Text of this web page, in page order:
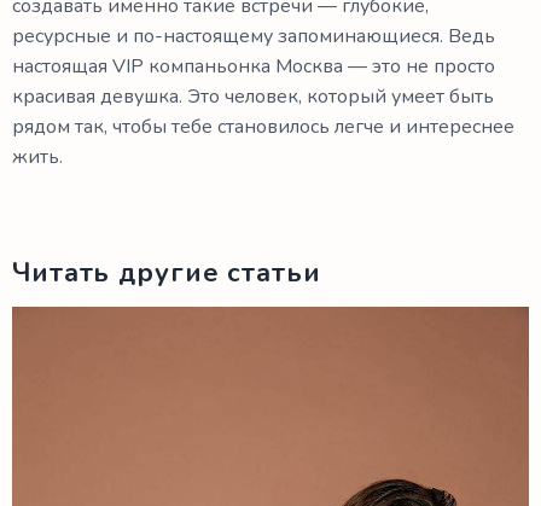
создавать именно такие встречи — глубокие,
ресурсные и по-настоящему запоминающиеся. Ведь
настоящая VIP компаньонка Москва — это не просто
красивая девушка. Это человек, который умеет быть
рядом так, чтобы тебе становилось легче и интереснее
жить.
Читать другие статьи